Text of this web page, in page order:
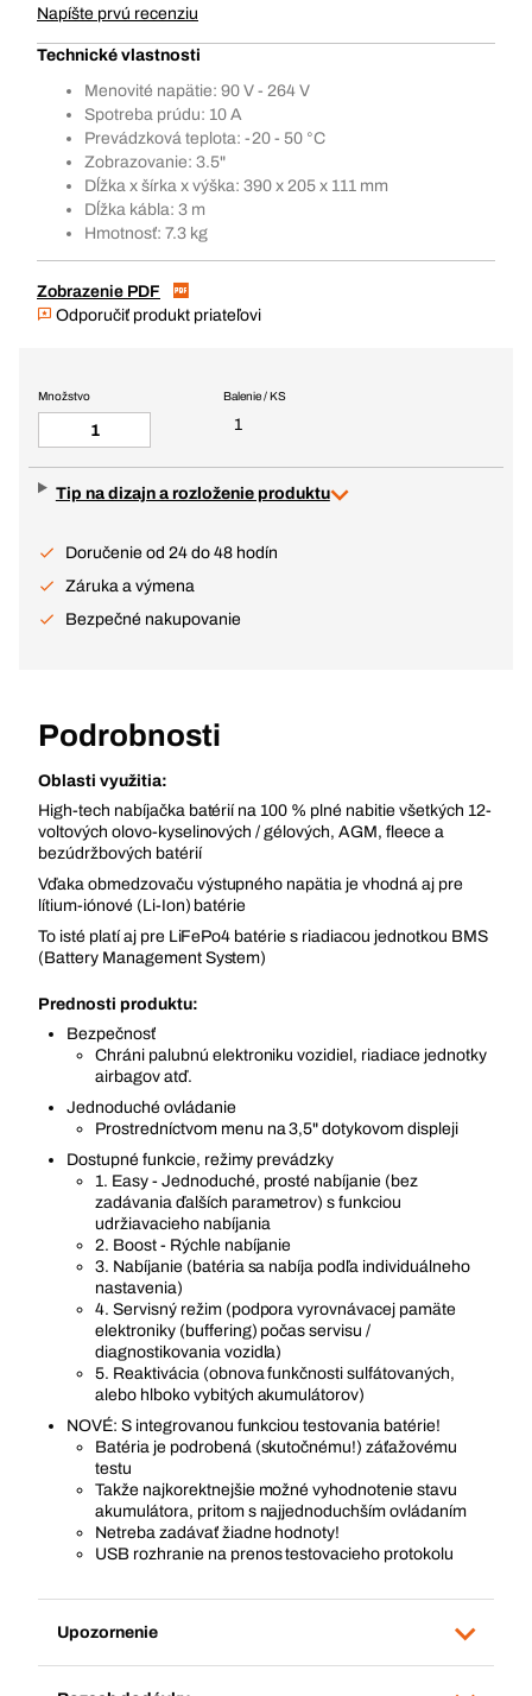
Napíšte prvú recenziu
Technické vlastnosti
Menovité napätie: 90 V - 264 V
Spotreba prúdu: 10 A
Prevádzková teplota: -20 - 50 °C
Zobrazovanie: 3.5"
Dĺžka x šírka x výška: 390 x 205 x 111 mm
Dĺžka kábla: 3 m
Hmotnosť: 7.3 kg
Zobrazenie PDF
Odporučiť produkt priateľovi
Balenie / KS
1
Množstvo
Tip na dizajn a rozloženie produktu
Doručenie od 24 do 48 hodín
Záruka a výmena
Bezpečné nakupovanie
Podrobnosti
Oblasti využitia:
High-tech nabíjačka batérií na 100 % plné nabitie všetkých 12-
voltových olovo-kyselinových / gélových, AGM, fleece a
bezúdržbových batérií
Vďaka obmedzovaču výstupného napätia je vhodná aj pre
lítium-iónové (Li-Ion) batérie
To isté platí aj pre LiFePo4 batérie s riadiacou jednotkou BMS
(Battery Management System)
Prednosti produktu:
Bezpečnosť
Chráni palubnú elektroniku vozidiel, riadiace jednotky
airbagov atď.
Jednoduché ovládanie
Prostredníctvom menu na 3,5" dotykovom displeji
Dostupné funkcie, režimy prevádzky
1. Easy - Jednoduché, prosté nabíjanie (bez
zadávania ďalších parametrov) s funkciou
udržiavacieho nabíjania
2. Boost - Rýchle nabíjanie
3. Nabíjanie (batéria sa nabíja podľa individuálneho
nastavenia)
4. Servisný režim (podpora vyrovnávacej pamäte
elektroniky (buffering) počas servisu /
diagnostikovania vozidla)
5. Reaktivácia (obnova funkčnosti sulfátovaných,
alebo hlboko vybitých akumulátorov)
NOVÉ: S integrovanou funkciou testovania batérie!
Batéria je podrobená (skutočnému!) záťažovému
testu
Takže najkorektnejšie možné vyhodnotenie stavu
akumulátora, pritom s najjednoduchším ovládaním
Netreba zadávať žiadne hodnoty!
USB rozhranie na prenos testovacieho protokolu
Upozornenie